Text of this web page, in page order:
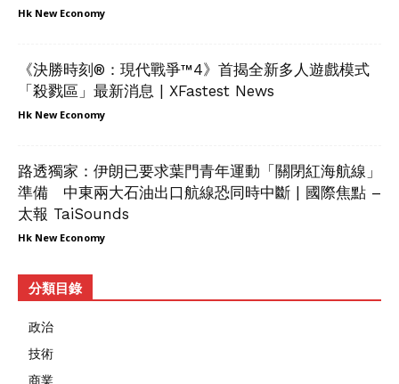
Hk New Economy
《決勝時刻®：現代戰爭™4》首揭全新多人遊戲模式
「殺戮區」最新消息 | XFastest News
Hk New Economy
路透獨家：伊朗已要求葉門青年運動「關閉紅海航線」
準備 中東兩大石油出口航線恐同時中斷 | 國際焦點 –
太報 TaiSounds
Hk New Economy
分類目錄
政治
技術
商業